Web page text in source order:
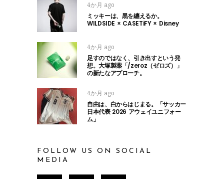
4か月 ago
ミッキーは、黒を纏えるか。
WILDSIDE × CASETiFY × Disney
4か月 ago
足すのではなく、引き出すという発
想。大塚製薬「/zeroz（ゼロズ）」
の新たなアプローチ。
4か月 ago
自由は、白からはじまる。「サッカー
日本代表 2026 アウェイユニフォー
ム」
FOLLOW US ON SOCIAL
MEDIA